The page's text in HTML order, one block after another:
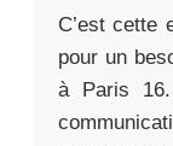
C’est cette
pour un
à Paris